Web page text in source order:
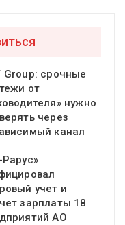
Group: срочные
от
нужно
через
канал
учет и
зарплаты 18
АО